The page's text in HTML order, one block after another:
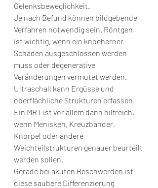
Gelenksbeweglichkeit.
Je nach Befund können bildgebende
Verfahren notwendig sein. Röntgen
ist wichtig, wenn ein knöcherner
Schaden ausgeschlossen werden
muss oder degenerative
Veränderungen vermutet werden.
Ultraschall kann Ergüsse und
oberflächliche Strukturen erfassen.
Ein MRT ist vor allem dann hilfreich,
wenn Menisken, Kreuzbänder,
Knorpel oder andere
Weichteilstrukturen genauer beurteilt
werden sollen.
Gerade bei akuten Beschwerden ist
diese saubere Differenzierung